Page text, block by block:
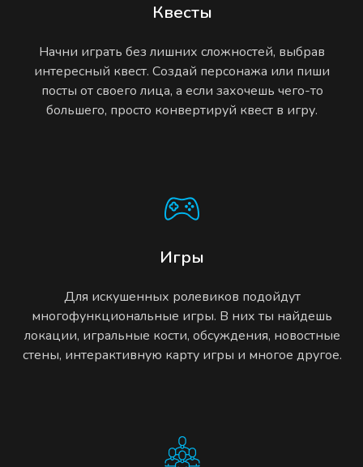
Квесты
Начни играть без лишних сложностей, выбрав
интересный квест. Создай персонажа или пиши
посты от своего лица, а если захочешь чего-то
большего, просто конвертируй квест в игру.
Игры
Для искушенных ролевиков подойдут
многофункциональные игры. В них ты найдешь
локации, игральные кости, обсуждения, новостные
стены, интерактивную карту игры и многое другое.